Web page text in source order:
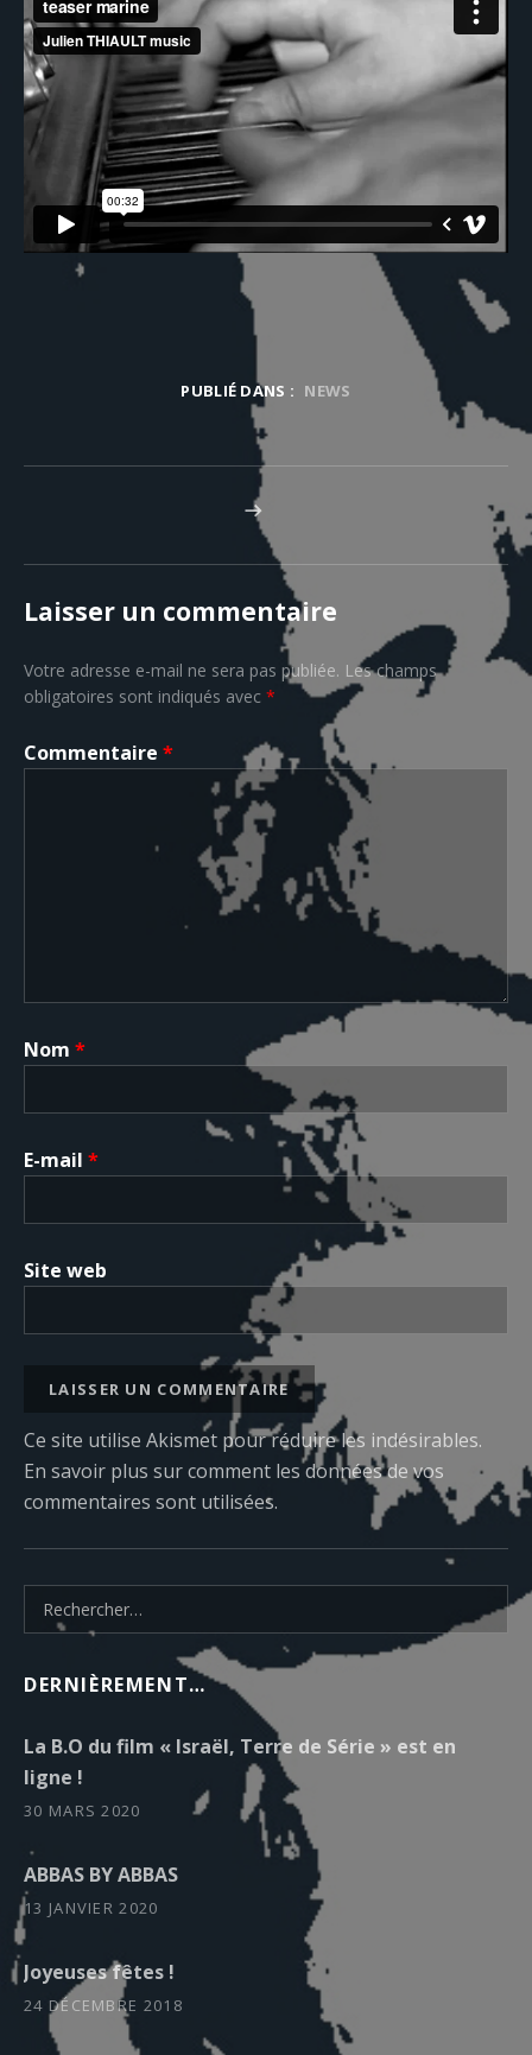
PUBLIÉ DANS : NEWS
Navigation de l’articleARTICLE SUIVANT : 2006-2007 TOURNÉE
Laisser un commentaire
Votre adresse e-mail ne sera pas publiée. Les champs
obligatoires sont indiqués avec *
Commentaire *
Nom *
E-mail *
Site web
Ce site utilise Akismet pour réduire les indésirables.
En savoir plus sur comment les données de vos
commentaires sont utilisées.
Rechercher :
DERNIÈREMENT…
La B.O du film « Israël, Terre de Série » est en
ligne !
30 MARS 2020
ABBAS BY ABBAS
13 JANVIER 2020
Joyeuses fêtes !
24 DÉCEMBRE 2018